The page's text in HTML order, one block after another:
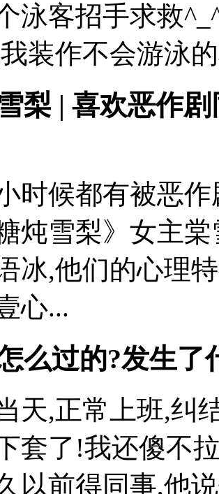
泳客招手求救
装作不会游泳
梨 | 喜欢恶作
时候都有被恶
炖雪梨》女主
冰,他们的心理
心...
么过的?发生了
天,正常上班,纠
套了!我还傻不
以前得同事,他